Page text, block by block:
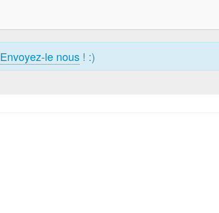
Envoyez-le nous ! :)